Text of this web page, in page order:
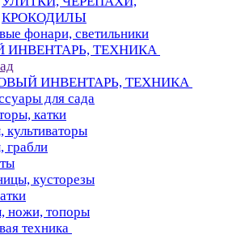
КРОКОДИЛЫ
фонари, светильники
ИНВЕНТАРЬ, ТЕХНИКА
ИНВЕНТАРЬ, ТЕХНИКА
для сада
катки
культиваторы
грабли
кусторезы
ножи, топоры
техника